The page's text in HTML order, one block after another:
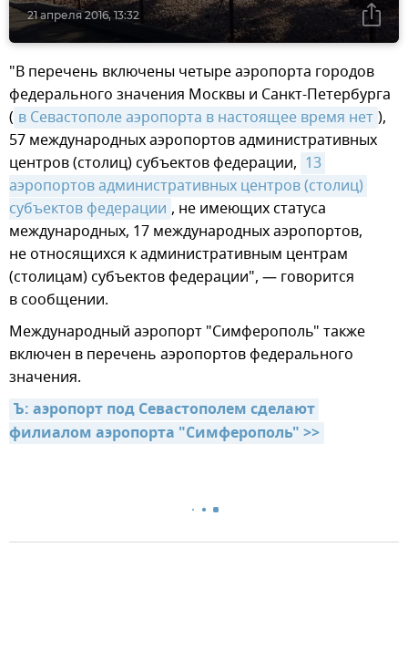
21 апреля 2016, 13:32
"В перечень включены четыре аэропорта городов
федерального значения Москвы и Санкт-Петербурга
( в Севастополе аэропорта в настоящее время нет ),
57 международных аэропортов административных
центров (столиц) субъектов федерации, 13
аэропортов административных центров (столиц)
субъектов федерации , не имеющих статуса
международных, 17 международных аэропортов,
не относящихся к административным центрам
(столицам) субъектов федерации", — говорится
в сообщении.
Международный аэропорт "Симферополь" также
включен в перечень аэропортов федерального
значения.
Ъ: аэропорт под Севастополем сделают
филиалом аэропорта "Симферополь" >>